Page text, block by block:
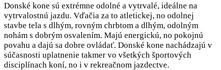
Donské kone sú extrémne odolné a vytrvalé, ideálne na
vytrvalostnú jazdu. Vďačia za to atletickej, no odolnej
stavbe tela s dlhým, rovným chrbtom a dlhým, odolným
nohám s dobrým osvalením. Majú energickú, no pokojnú
povahu a dajú sa dobre ovládať. Donské kone nachádzajú v
súčasnosti uplatnenie takmer vo všetkých športových
disciplínach koní, no i v rekreačnom jazdectve.